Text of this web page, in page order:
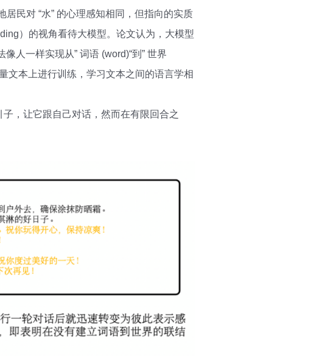
民对 “水” 的心理感知相同，但指向的实质
）的视角看待大模型。论文认为，大模型
人一样实现从” 词语 (word)“到” 世界
文本上进行训练，学习文本之间的语言学相
，让它跟自己对话，然而在有限回合之